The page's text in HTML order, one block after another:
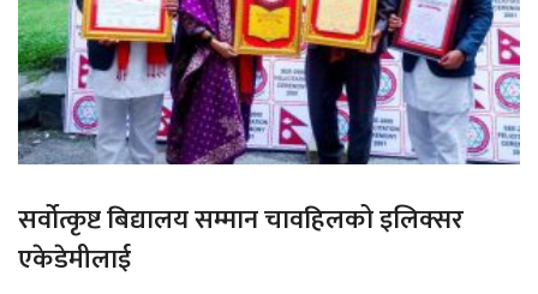
सर्वोत्कृष्ट बिद्यालय सम्मान चावहिलको इलिक्सर
एकेडेमीलाई